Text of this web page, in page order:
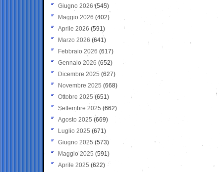
Giugno 2026 (545)
Maggio 2026 (402)
Aprile 2026 (591)
Marzo 2026 (641)
Febbraio 2026 (617)
Gennaio 2026 (652)
Dicembre 2025 (627)
Novembre 2025 (668)
Ottobre 2025 (651)
Settembre 2025 (662)
Agosto 2025 (669)
Luglio 2025 (671)
Giugno 2025 (573)
Maggio 2025 (591)
Aprile 2025 (622)